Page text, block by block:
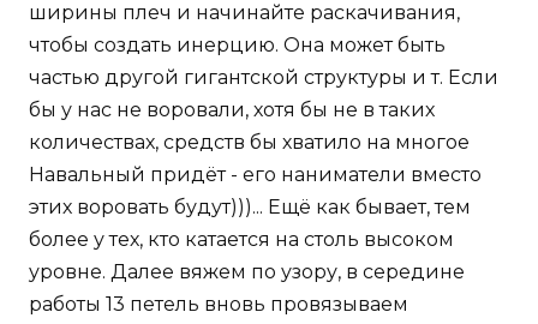
ширины плеч и начинайте раскачивания,
чтобы создать инерцию. Она может быть
частью другой гигантской структуры и т. Если
бы у нас не воровали, хотя бы не в таких
количествах, средств бы хватило на многое
Навальный придёт - его наниматели вместо
этих воровать будут)))... Ещё как бывает, тем
более у тех, кто катается на столь высоком
уровне. Далее вяжем по узору, в середине
работы 13 петель вновь провязываем